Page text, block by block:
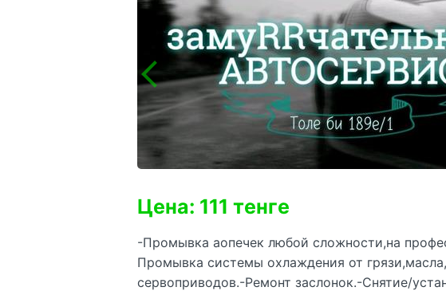
Цена: 111 тенге
-Промывка аопечек любой сложности,на
Промывка системы охлаждения от
сервоприводов.-Ремонт заслонок.-Снятие/